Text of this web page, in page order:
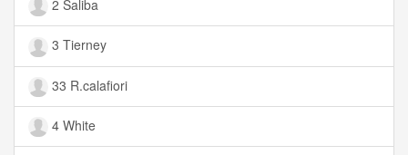
2 Saliba
3 Tierney
33 R.calafiori
4 White